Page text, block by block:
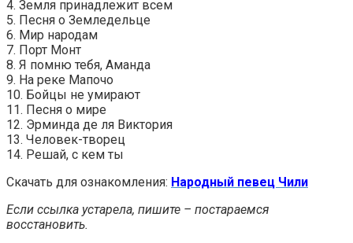
4. Земля принадлежит всем
5. Песня о Земледельце
6. Мир народам
7. Порт Монт
8. Я помню тебя, Аманда
9. На реке Мапочо
10. Бойцы не умирают
11. Песня о мире
12. Эрминда де ля Виктория
13. Человек-творец
14. Решай, с кем ты
Скачать для ознакомления: Народный певец Чили
Если ссылка устарела, пишите – постараемся
восстановить.